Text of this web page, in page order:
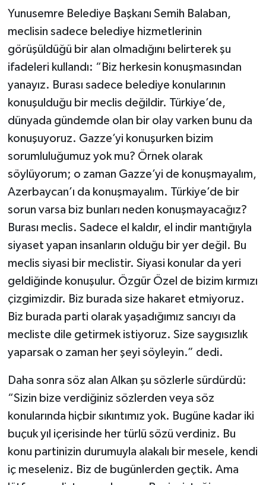
Yunusemre Belediye Başkanı Semih Balaban,
meclisin sadece belediye hizmetlerinin
görüşüldüğü bir alan olmadığını belirterek şu
ifadeleri kullandı: “Biz herkesin konuşmasından
yanayız. Burası sadece belediye konularının
konuşulduğu bir meclis değildir. Türkiye’de,
dünyada gündemde olan bir olay varken bunu da
konuşuyoruz. Gazze’yi konuşurken bizim
sorumluluğumuz yok mu? Örnek olarak
söylüyorum; o zaman Gazze’yi de konuşmayalım,
Azerbaycan’ı da konuşmayalım. Türkiye’de bir
sorun varsa biz bunları neden konuşmayacağız?
Burası meclis. Sadece el kaldır, el indir mantığıyla
siyaset yapan insanların olduğu bir yer değil. Bu
meclis siyasi bir meclistir. Siyasi konular da yeri
geldiğinde konuşulur. Özgür Özel de bizim kırmızı
çizgimizdir. Biz burada size hakaret etmiyoruz.
Biz burada parti olarak yaşadığımız sancıyı da
mecliste dile getirmek istiyoruz. Size saygısızlık
yaparsak o zaman her şeyi söyleyin.” dedi.
Daha sonra söz alan Alkan şu sözlerle sürdürdü:
“Sizin bize verdiğiniz sözlerden veya söz
konularında hiçbir sıkıntımız yok. Bugüne kadar iki
buçuk yıl içerisinde her türlü sözü verdiniz. Bu
konu partinizin durumuyla alakalı bir mesele, kendi
iç meseleniz. Biz de bugünlerden geçtik. Ama